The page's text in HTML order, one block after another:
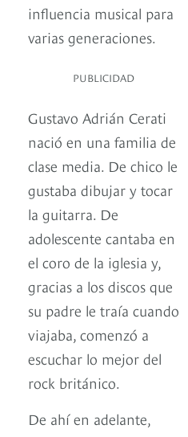
influencia musical para
varias generaciones.
PUBLICIDAD
Gustavo Adrián Cerati
nació en una familia de
clase media. De chico le
gustaba dibujar y tocar
la guitarra. De
adolescente cantaba en
el coro de la iglesia y,
gracias a los discos que
su padre le traía cuando
viajaba, comenzó a
escuchar lo mejor del
rock británico.
De ahí en adelante,